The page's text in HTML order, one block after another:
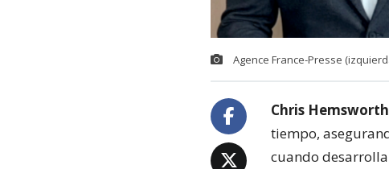
Agence France-Presse
Chris Hemsworth
tiempo,
cuando